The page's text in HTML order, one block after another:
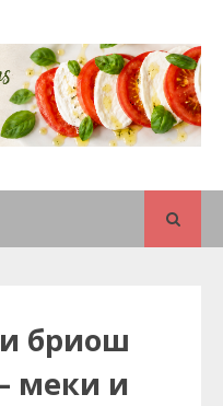
бриош
меки и